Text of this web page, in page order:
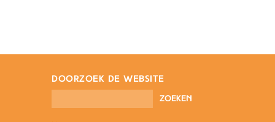
doorzoek de website